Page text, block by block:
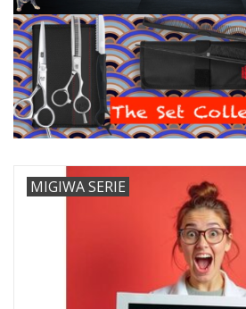
Geschenkgutscheine
MIGIWA SERIE